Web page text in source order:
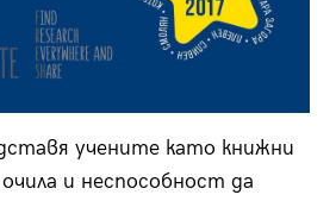
учените като книжни
и неспособност да